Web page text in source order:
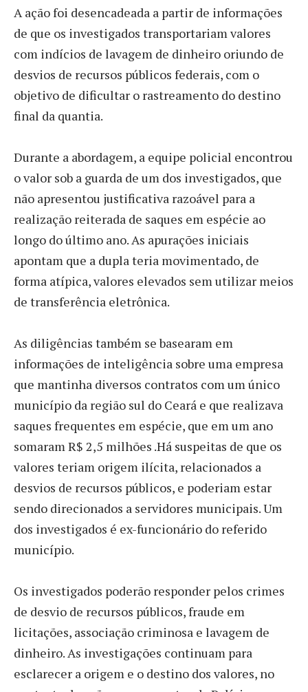
A ação foi desencadeada a partir de informações
de que os investigados transportariam valores
com indícios de lavagem de dinheiro oriundo de
desvios de recursos públicos federais, com o
objetivo de dificultar o rastreamento do destino
final da quantia.
Durante a abordagem, a equipe policial encontrou
o valor sob a guarda de um dos investigados, que
não apresentou justificativa razoável para a
realização reiterada de saques em espécie ao
longo do último ano. As apurações iniciais
apontam que a dupla teria movimentado, de
forma atípica, valores elevados sem utilizar meios
de transferência eletrônica.
As diligências também se basearam em
informações de inteligência sobre uma empresa
que mantinha diversos contratos com um único
município da região sul do Ceará e que realizava
saques frequentes em espécie, que em um ano
somaram R$ 2,5 milhões .Há suspeitas de que os
valores teriam origem ilícita, relacionados a
desvios de recursos públicos, e poderiam estar
sendo direcionados a servidores municipais. Um
dos investigados é ex-funcionário do referido
município.
Os investigados poderão responder pelos crimes
de desvio de recursos públicos, fraude em
licitações, associação criminosa e lavagem de
dinheiro. As investigações continuam para
esclarecer a origem e o destino dos valores, no